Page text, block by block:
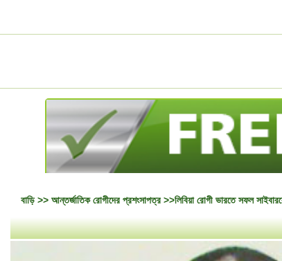
বাড়ি>> আন্তর্জাতিক রোগীদের প্রশংসাপত্র >>লিবিয়া রোগী ভারতে সফল